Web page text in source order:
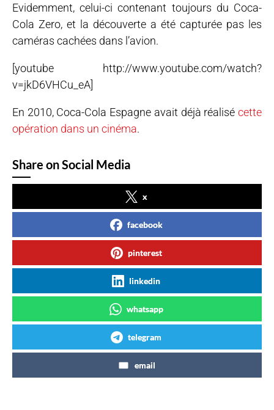
Evidemment, celui-ci contenant toujours du Coca-
Cola Zero, et la découverte a été capturée pas les
caméras cachées dans l’avion.
[youtube http://www.youtube.com/watch?
v=jkD6VHCu_eA]
En 2010, Coca-Cola Espagne avait déjà réalisécette
opération dans un cinéma.
Share on Social Media
x
facebook
pinterest
linkedin
whatsapp
telegram
email